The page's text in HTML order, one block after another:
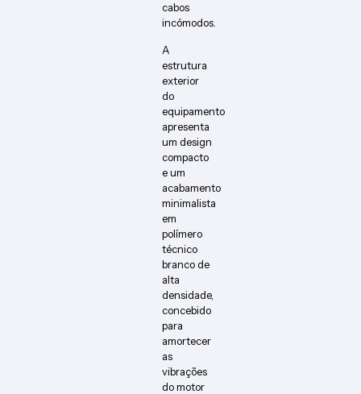
cabos
incómodos.
A
estrutura
exterior
do
equipamento
apresenta
um design
compacto
e um
acabamento
minimalista
em
polímero
técnico
branco de
alta
densidade,
concebido
para
amortecer
as
vibrações
do motor